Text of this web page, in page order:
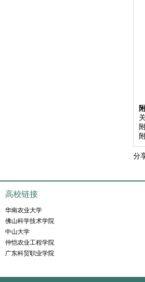
分
高校链接
华南农业大学
佛山科学技术学院
中山大学
仲恺农业工程学院
广东科贸职业学院